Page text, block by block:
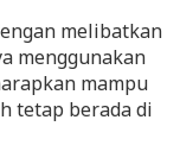
melibatkan
menggunakan
mampu
tetap berada di